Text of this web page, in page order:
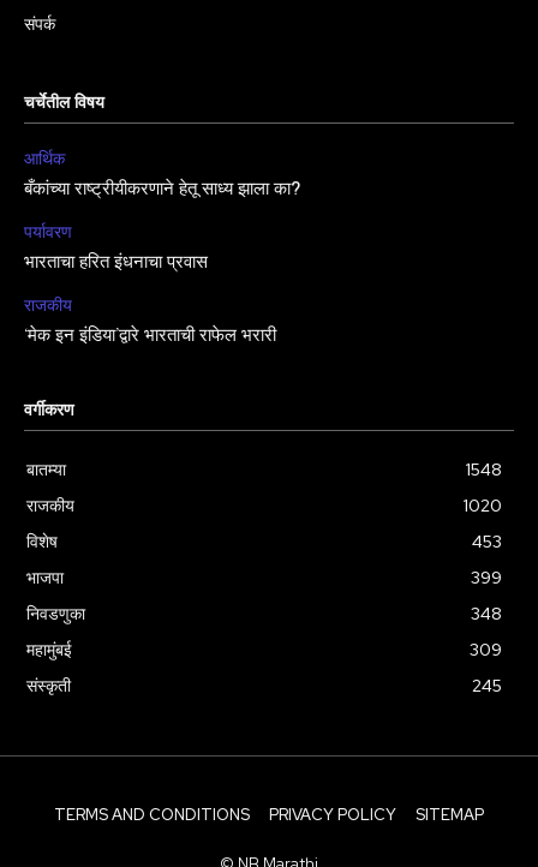
संपर्क
चर्चेतील विषय
आर्थिक
बँकांच्या राष्ट्रीयीकरणाने हेतू साध्य झाला का?
पर्यावरण
भारताचा हरित इंधनाचा प्रवास
राजकीय
‘मेक इन इंडिया’द्वारे भारताची राफेल भरारी
वर्गीकरण
बातम्या
1548
राजकीय
1020
विशेष
453
भाजपा
399
निवडणुका
348
महामुंबई
309
संस्कृती
245
TERMS AND CONDITIONS PRIVACY POLICY SITEMAP